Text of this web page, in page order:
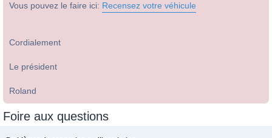
Vous pouvez le faire ici: Recensez votre véhicule
Cordialement
Le président
Roland
Foire aux questions